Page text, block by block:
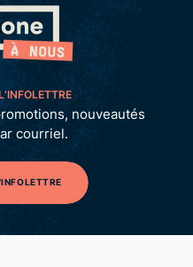
nouveautés
courriel.